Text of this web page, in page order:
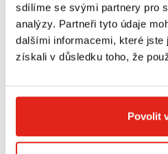
sdílíme se svými partnery pro
analýzy. Partneři tyto údaje
dalšími informacemi, které jste
získali v důsledku toho, že
Povolit